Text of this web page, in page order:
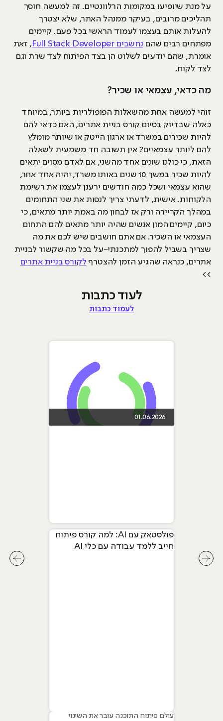
על מנת שיופיעו במקומות הרלוונטיים. זה למעשה חוסך
תהליכים מרובים, בעיקר ממנהל האתר, שלא יצטרך
להעלות אותם בעצמו לעמוד הראשי בכל פעם. קיימים
מפתחים רבים שהם נחשבים Full Stack Developer
, זאת
אומרת, שהם יודעים לשלוט הן בצד הפיתוח לצד שרת וגם
לצד לקוח.
מה כדאי, עצמאי או שכיר?
זוהי למעשה אחת מהשאלות הפופולריות ביותר, במיוחד
כאלה שבדיוק בסיום קורס בניית אתרים, האם כדאי להם
להיות שכירים במשרד או ארגון הייטק או שיותר מומלץ
להם ליותר עצמאיים? אין תשובה חד משמעית לשאלה
הזאת, כי כולנו שונים אחד מהשני, אם לאדם מסוים יתאים
להיות שכיר במשך 10 שנים באותו משרד, יהיה אחד אחר,
שהוא עצמאי ושכל כמה חודשים ירענן לעצמו את רשימת
הלקוחות. אישית, לדעתי צריך לנסות את שני התחומים
במהלך הקריירה ורק אז לבחון מה באמת יותר מתאים, כי
כיום, קיימים המון אנשים שהיה יותר מתאים להם התחום
העצמאי או השכיר. אם אתם חושבים שיש לכם את מה
שצריך בשביל להפוך למתכנתי-על בכל מה שקשור לבניית
אתרים, כנראה שהגיע הזמן להצטרף לקורס בניית אתרים
>>
לעוד כתבות
לעמוד כתבות
01.06.2026
פולסטאק עם AI: למה קורס פיתוח
חייב ללמד עבודה עם כלי AI
עולם פיתוח התוכנה עובר את השינוי
לחץ לחץ לשיקופית קודמת בסליידר מאמרים